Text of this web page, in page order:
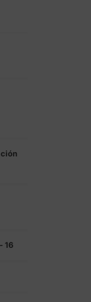
16